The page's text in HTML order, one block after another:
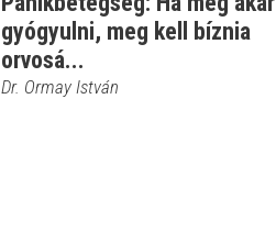
gyógyulni, meg kell bíznia
orvosá...
Dr. Ormay István